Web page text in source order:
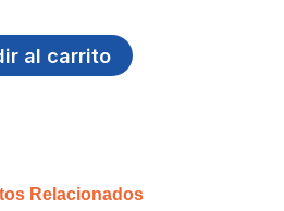
al carrito
Relacionados